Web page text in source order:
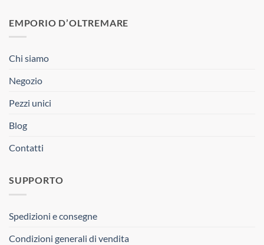
EMPORIO D’OLTREMARE
Chi siamo
Negozio
Pezzi unici
Blog
Contatti
SUPPORTO
Spedizioni e consegne
Condizioni generali di vendita